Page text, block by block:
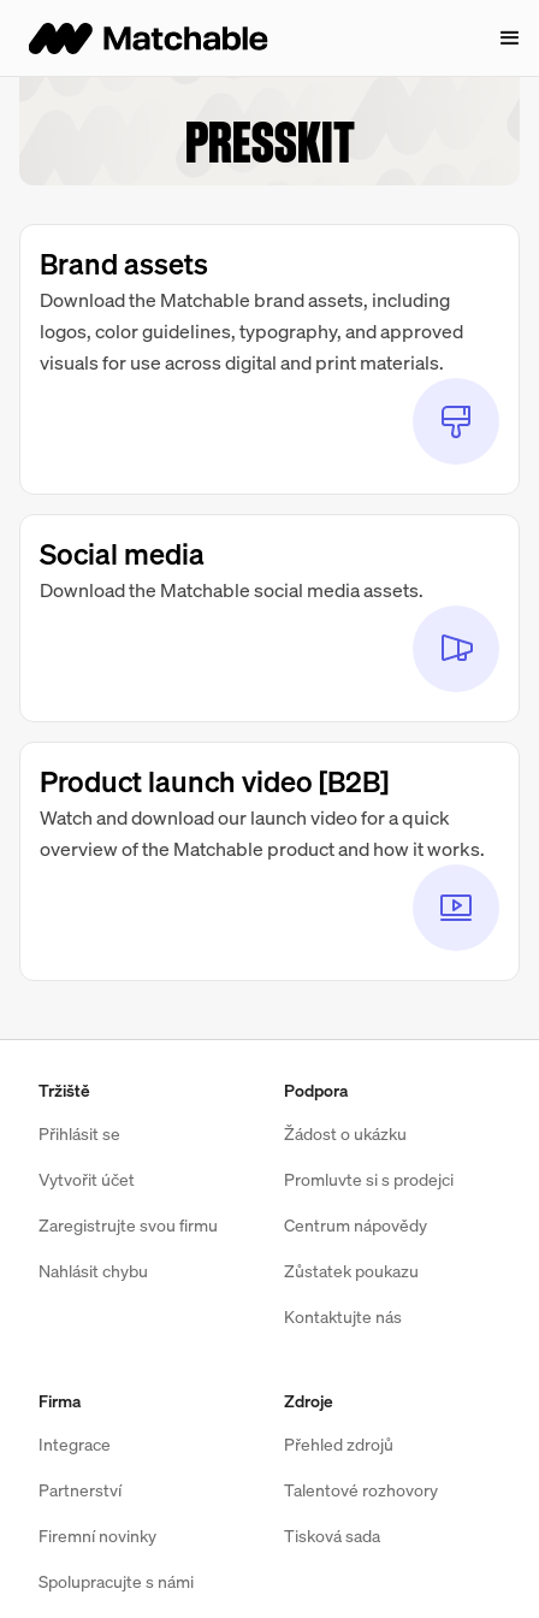
PRESSKIT
Brand assets
Download the Matchable brand assets, including
logos, color guidelines, typography, and approved
visuals for use across digital and print materials.
Social media
Download the Matchable social media assets.
Product launch video [B2B]
Watch and download our launch video for a quick
overview of the Matchable product and how it works.
Tržiště
Přihlásit se
Vytvořit účet
Zaregistrujte svou firmu
Nahlásit chybu
Podpora
Žádost o ukázku
Promluvte si s prodejci
Centrum nápovědy
Zůstatek poukazu
Kontaktujte nás
Firma
Integrace
Partnerství
Firemní novinky
Spolupracujte s námi
Zdroje
Přehled zdrojů
Talentové rozhovory
Tisková sada